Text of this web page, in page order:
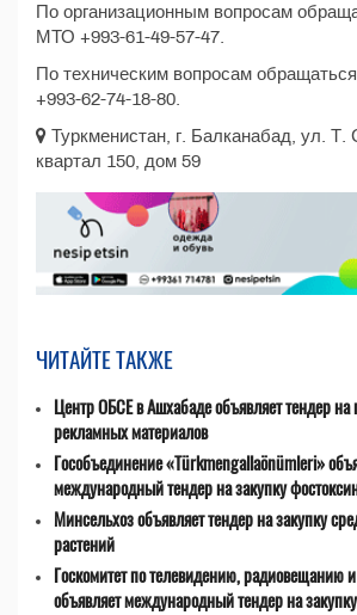
По организационным вопросам
МТО +993-61-49-57-47.
По техническим вопросам
+993-62-74-18-80.
Туркменистан, г. Балканабад, ул. Т.
квартал 150, дом 59
ЧИТАЙТЕ ТАКЖЕ
Центр ОБСЕ в Ашхабаде объявляет тендер на
рекламных материалов
Гособъединение «Türkmengallaönümleri»
международный тендер на закупку
Минсельхоз объявляет тендер на закупку
растений
Госкомитет по телевидению, радиовещанию
объявляет международный тендер на